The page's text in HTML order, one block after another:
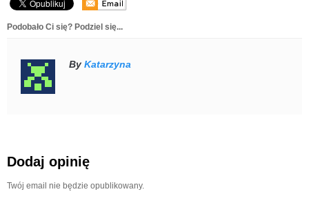
Podobało Ci się? Podziel się...
By Katarzyna
Dodaj opinię
Twój email nie będzie opublikowany.